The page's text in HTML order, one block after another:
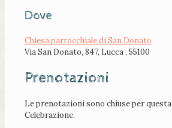
Dove
Chiesa parrocchiale di San Donato
Via San Donato, 847, Lucca , 55100
Prenotazioni
Le prenotazioni sono chiuse per questa
Celebrazione.